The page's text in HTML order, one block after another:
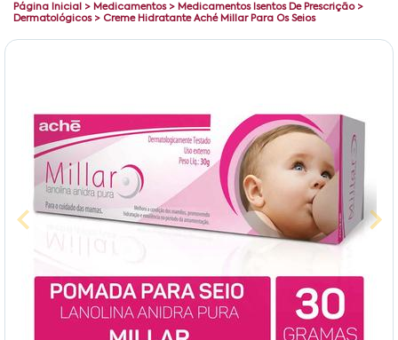
Paraíba
Página Inicial > Medicamentos> Medicamentos Isentos De Prescrição>
Dermatológicos> Creme Hidratante Aché Millar Para Os Seios